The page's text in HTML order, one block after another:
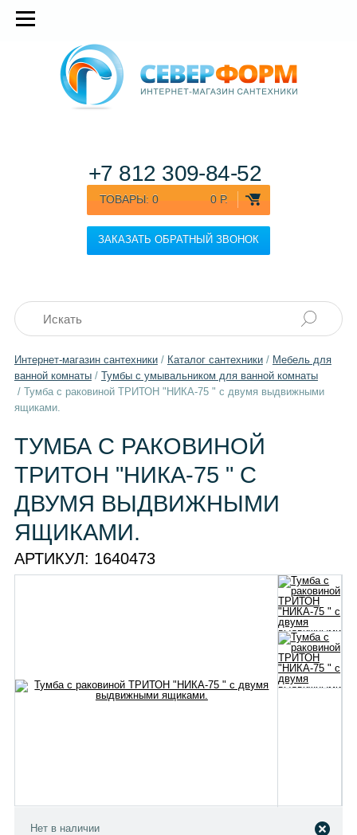
ТОВАРЫ: 0 0 Р.
ЗАКАЗАТЬ ОБРАТНЫЙ ЗВОНОК
+7 812 309-84-52
Интернет-магазин сантехники/ Каталог сантехники/ Мебель для
ванной комнаты/ Тумбы с умывальником для ванной комнаты
/ Тумба с раковиной ТРИТОН "НИКА-75 " с двумя выдвижными
ящиками.
ТУМБА С РАКОВИНОЙ
ТРИТОН "НИКА-75 " С
ДВУМЯ ВЫДВИЖНЫМИ
ЯЩИКАМИ.
АРТИКУЛ: 1640473
Нет в наличии